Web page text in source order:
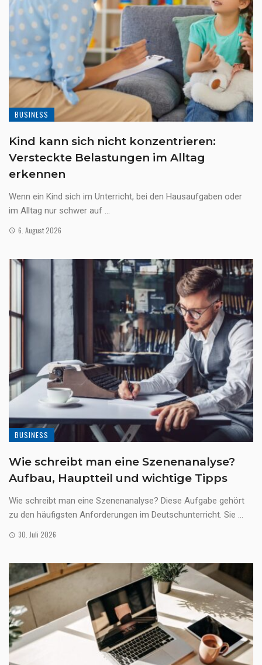
BUSINESS
Kind kann sich nicht konzentrieren:
Versteckte Belastungen im Alltag
erkennen
Wenn ein Kind sich im Unterricht, bei den Hausaufgaben oder
im Alltag nur schwer auf ...
6. August 2026
BUSINESS
Wie schreibt man eine Szenenanalyse?
Aufbau, Hauptteil und wichtige Tipps
Wie schreibt man eine Szenenanalyse? Diese Aufgabe gehört
zu den häufigsten Anforderungen im Deutschunterricht. Sie ...
30. Juli 2026